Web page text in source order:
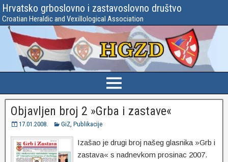
Hrvatsko grboslovno i zastavoslovno društvo
Croatian Heraldic and Vexillological Association
Objavljen broj 2 »Grba i zastave«
17.01.2008. GiZ, Publikacije
Izašao je drugi broj našeg glasnika »Grb i
zastava« s nadnevkom prosinac 2007.